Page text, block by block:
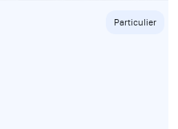
Particulier